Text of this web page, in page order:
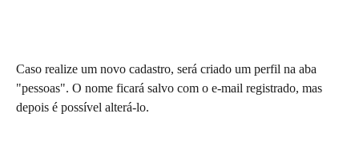
Caso realize um novo cadastro, será criado um perfil na aba
"pessoas". O nome ficará salvo com o e-mail registrado, mas
depois é possível alterá-lo.